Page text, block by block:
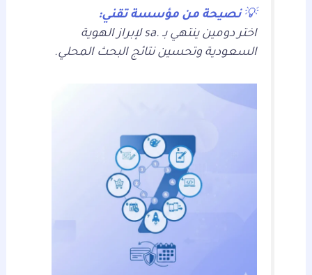
💡نصيحة من مؤسسة تقني:
اختر دومين ينتهي بـ .sa لإبراز الهوية
السعودية وتحسين نتائج البحث المحلي.